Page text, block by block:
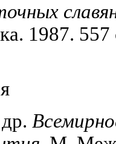
1987. 557